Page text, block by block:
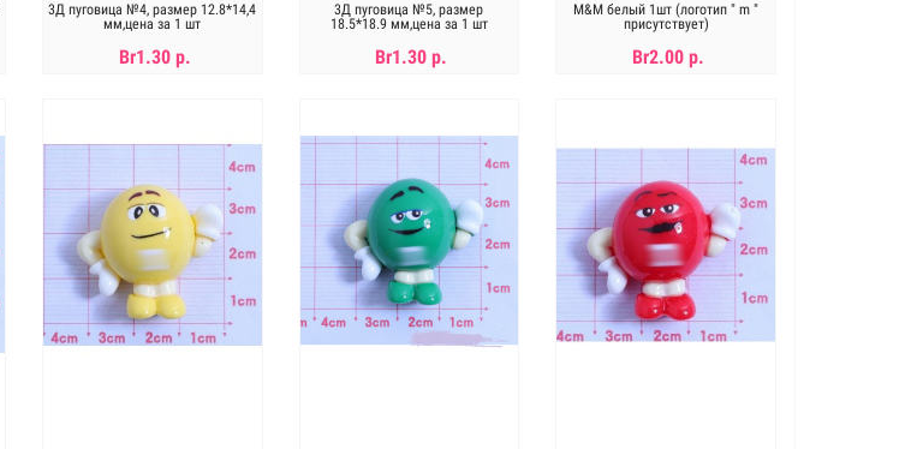
3Д пуговица №4, размер 12.8*14,4
мм,цена за 1 шт
Br1.30 р.
3Д пуговица №5, размер
18.5*18.9 мм,цена за 1 шт
Br1.30 р.
M&M белый 1шт (логотип " m "
присутствует)
Br2.00 р.